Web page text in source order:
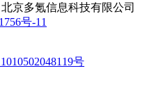
京多氪信息科技有限公司
号-11
号